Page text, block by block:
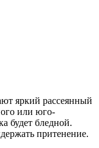
яркий рассеянный
или юго-
будет бледной.
притенение.